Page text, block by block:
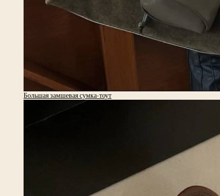
Большая замшевая сумка-тоут